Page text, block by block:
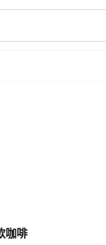
咖啡